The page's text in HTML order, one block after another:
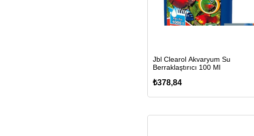
Jbl Clearol Akvaryum Su
Berraklaştırıcı 100 Ml
₺378,84